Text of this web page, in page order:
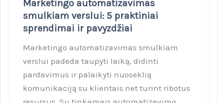
Marketingo automatizavimas
smulkiam verslui: 5 praktiniai
sprendimai ir pavyzdžiai
Marketingo automatizavimas smulkiam
verslui padeda taupyti laiką, didinti
pardavimus ir palaikyti nuoseklią
komunikaciją su klientais net turint ribotus